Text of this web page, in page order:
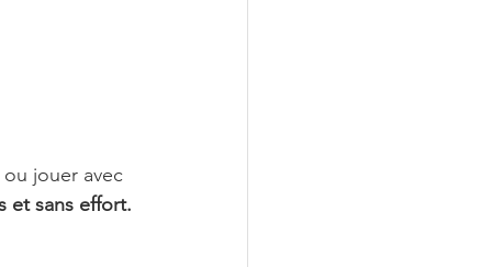
jouer avec
et sans effort.